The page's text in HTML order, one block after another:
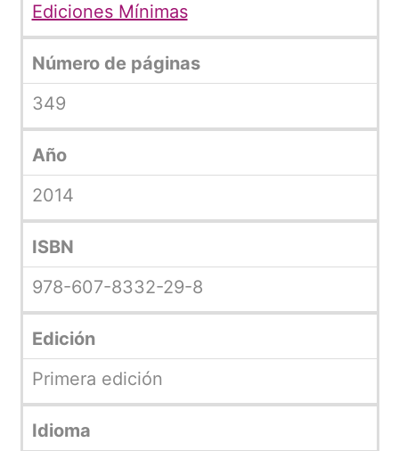
Ediciones Mínimas
Número de páginas
349
Año
2014
ISBN
978-607-8332-29-8
Edición
Primera edición
Idioma